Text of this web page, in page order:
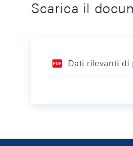
Scarica il
Dati rilevanti di